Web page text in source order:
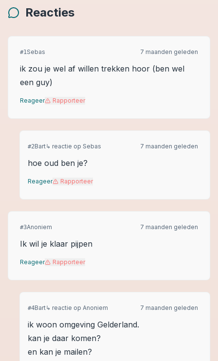
Reacties
#1Sebas 7 maanden geleden
ik zou je wel af willen trekken hoor (ben wel
een guy)
Reageer Rapporteer
#2Bart↳ reactie op Sebas 7 maanden geleden
hoe oud ben je?
Reageer Rapporteer
#3Anoniem 7 maanden geleden
Ik wil je klaar pijpen
Reageer Rapporteer
#4Bart↳ reactie op Anoniem 7 maanden geleden
ik woon omgeving Gelderland.
kan je daar komen?
en kan je mailen?